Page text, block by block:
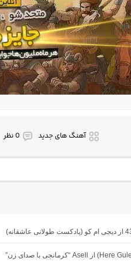
آهنگ های جدید 0 نظر